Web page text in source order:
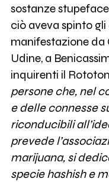
sostanze
ciò aveva spinto
manifestazione da
Udine, a
inquirenti il
persone che, nel
e delle connesse
riconducibili
prevede
marijuana, si
specie hashish e